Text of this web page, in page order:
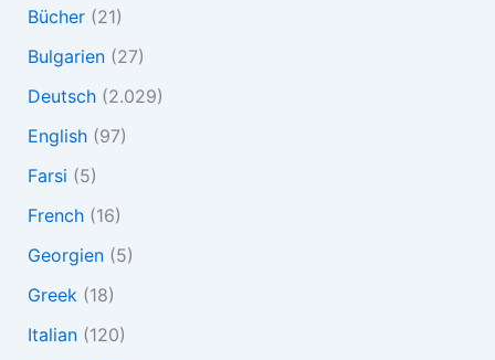
Bücher(21)
Bulgarien(27)
Deutsch(2.029)
English(97)
Farsi (5)
French(16)
Georgien(5)
Greek(18)
Italian(120)